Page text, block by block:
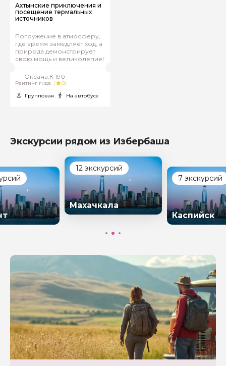
Ахтынские приключения и
посещение термальных
источников
Погружение в атмосферу,
где время замедляет ход, а
природа демонстрирует
свою мощь и великолепие!
Оксана.К 190
Рейтинг гида (
0)
Групповая
На автобусе
Экскурсии рядом из Избербаша
12 экскурсий
Махачкала
7 экскурсий
Каспийск